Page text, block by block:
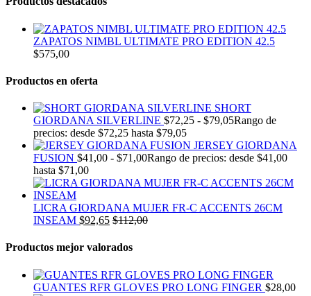
ZAPATOS NIMBL ULTIMATE PRO EDITION 42.5
$575,00
Productos en oferta
SHORT
GIORDANA SILVERLINE $72,25 - $79,05Rango de
precios: desde $72,25 hasta $79,05
JERSEY GIORDANA
FUSION $41,00 - $71,00Rango de precios: desde $41,00
hasta $71,00
LICRA GIORDANA MUJER FR-C ACCENTS 26CM
INSEAM $92,65 $112,00
Productos mejor valorados
GUANTES RFR GLOVES PRO LONG FINGER $28,00